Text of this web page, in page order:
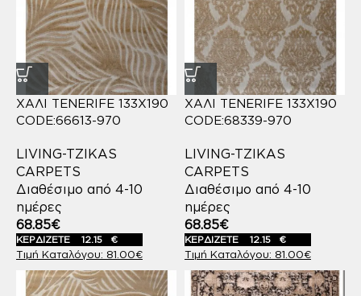
ΧΑΛΙ TENERIFE 133X190
CODE:66613-970
LIVING-TZIKAS
CARPETS
Διαθέσιμο από 4-10
ημέρες
81.00€
68.85€
ΚΕΡΔΙΖΕΤΕ 12.15 €
ΧΑΛΙ TENERIFE 133X190
CODE:68339-970
LIVING-TZIKAS
CARPETS
Διαθέσιμο από 4-10
ημέρες
81.00€
68.85€
ΚΕΡΔΙΖΕΤΕ 12.15 €